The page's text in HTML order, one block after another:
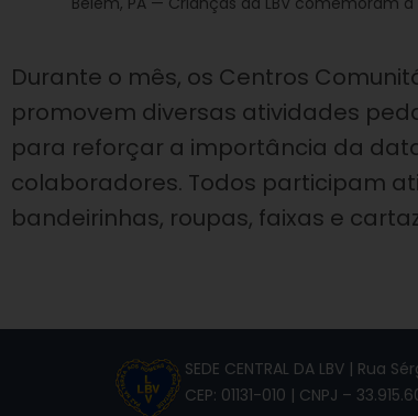
Durante o mês, os Centros
promovem diversas atividades
para reforçar a importância da
colaboradores. Todos participam
bandeirinhas, roupas, faixas e
SEDE CENTRAL DA LBV | Rua
CEP: 01131-010 | CNPJ –